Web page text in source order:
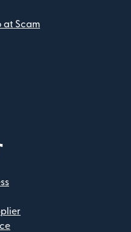
at Scam
window)window)
sa bagong window)
sa bagong window)